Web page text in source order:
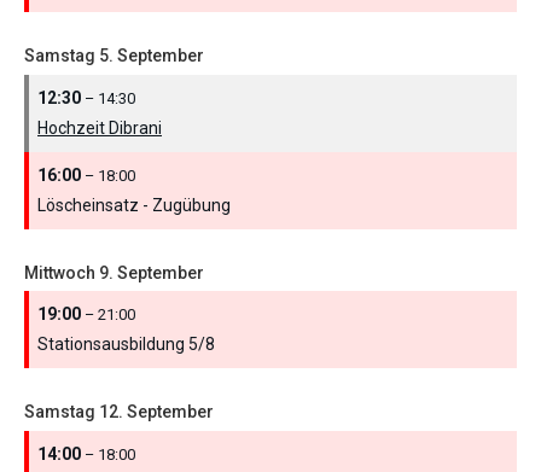
Samstag 5. September
12:30 – 14:30
Hochzeit Dibrani
16:00 – 18:00
Löscheinsatz - Zugübung
Mittwoch 9. September
19:00 – 21:00
Stationsausbildung 5/8
Samstag 12. September
14:00 – 18:00